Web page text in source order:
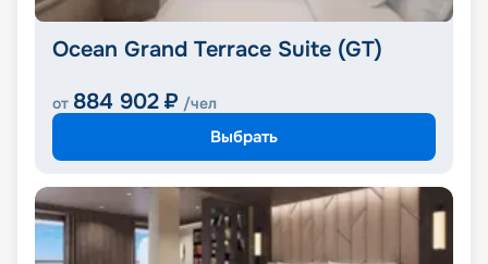
Ocean Grand Terrace Suite (GT)
от 884 902 ₽ /чел
Выбрать